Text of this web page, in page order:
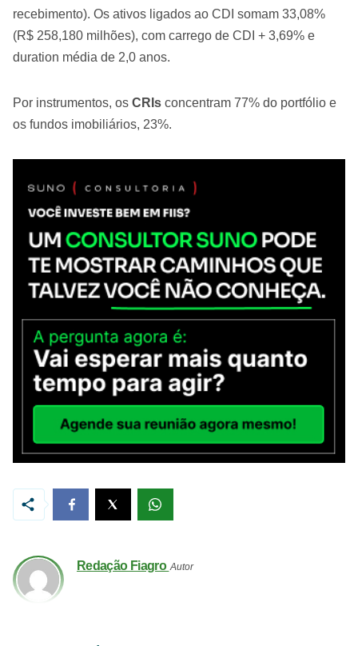
recebimento). Os ativos ligados ao CDI somam 33,08%
(R$ 258,180 milhões), com carrego de CDI + 3,69% e
duration média de 2,0 anos.
Por instrumentos, os CRIs concentram 77% do portfólio e
os fundos imobiliários, 23%.
Redação Fiagro Autor